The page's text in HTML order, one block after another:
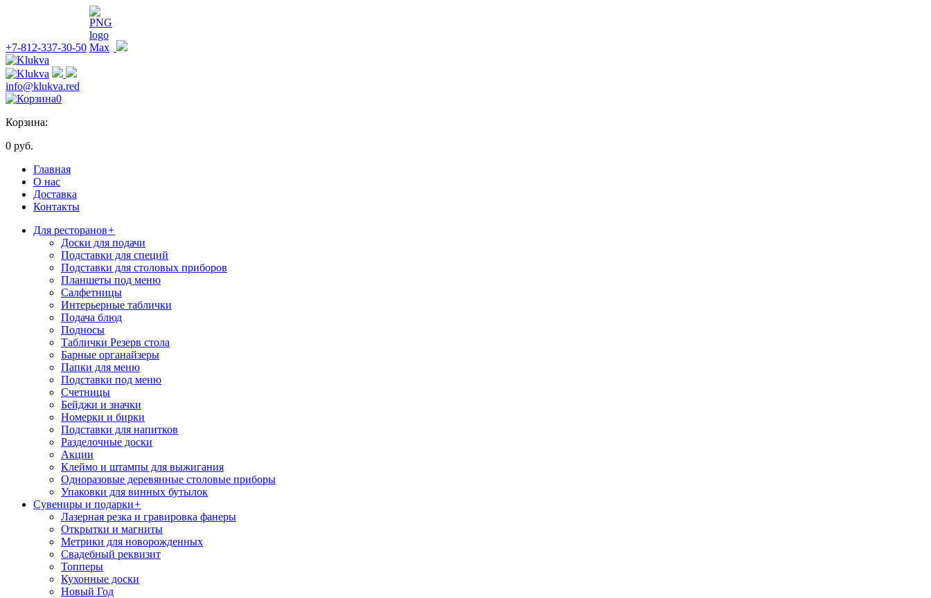
+7-812-337-30-50
info@klukva.red
0
Корзина:
0 руб.
Главная
О нас
Доставка
Контакты
Для ресторанов+
Доски для подачи
Подставки для специй
Подставки для столовых приборов
Планшеты под меню
Салфетницы
Интерьерные таблички
Подача блюд
Подносы
Таблички Резерв стола
Барные органайзеры
Папки для меню
Подставки под меню
Счетницы
Бейджи и значки
Номерки и бирки
Подставки для напитков
Разделочные доски
Акции
Клеймо и штампы для выжигания
Одноразовые деревянные столовые приборы
Упаковки для винных бутылок
Сувениры и подарки+
Лазерная резка и гравировка фанеры
Открытки и магниты
Метрики для новорожденных
Свадебный реквизит
Топперы
Кухонные доски
Новый Год